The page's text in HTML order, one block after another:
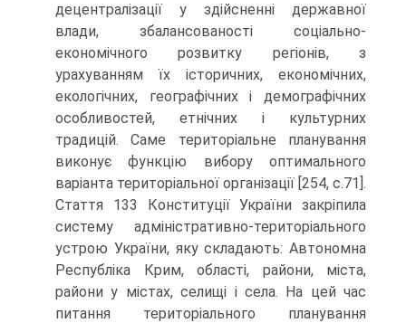
децентралізації у здійсненні державної
влади, збалансованості соціально-
економічного розвитку регіонів, з
урахуванням їх історичних, економічних,
екологічних, географічних і демографічних
особливостей, етнічних і культурних
традицій. Саме територіальне планування
виконує функцію вибору оптимального
варіанта територіальної організації [254, с.71].
Стаття 133 Конституції України закріпила
систему адміністративно-територіального
устрою України, яку складають: Автономна
Республіка Крим, області, райони, міста,
райони у містах, селищі і села. На цей час
питання територіального планування